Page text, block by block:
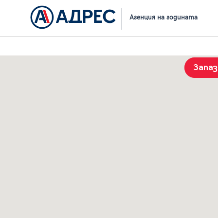
Агенция на годината
Начало Резултати от търсене